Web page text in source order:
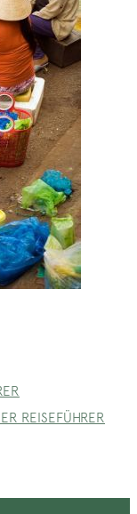
REISEFÜHRER